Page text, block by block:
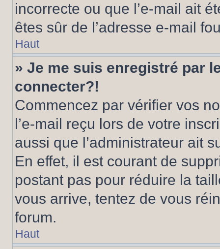
incorrecte ou que l’e-mail ait
êtes sûr de l’adresse e-mail
Haut
» Je me suis enregistré par
connecter?!
Commencez par vérifier vos
l’e-mail reçu lors de votre
aussi que l’administrateur ait
En effet, il est courant de
postant pas pour réduire la
vous arrive, tentez de vous
forum.
Haut